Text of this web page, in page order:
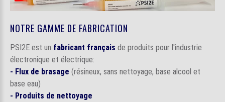
NOTRE GAMME DE FABRICATION
PSI2E est un fabricant français de produits pour l'industrie
électronique et électrique:
- Flux de brasage (résineux, sans nettoyage, base alcool et
base eau)
- Produits de nettoyage